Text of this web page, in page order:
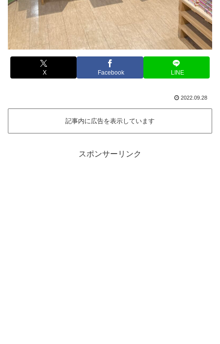
X Facebook LINE
2022.09.28
記事内に広告を表示しています
スポンサーリンク